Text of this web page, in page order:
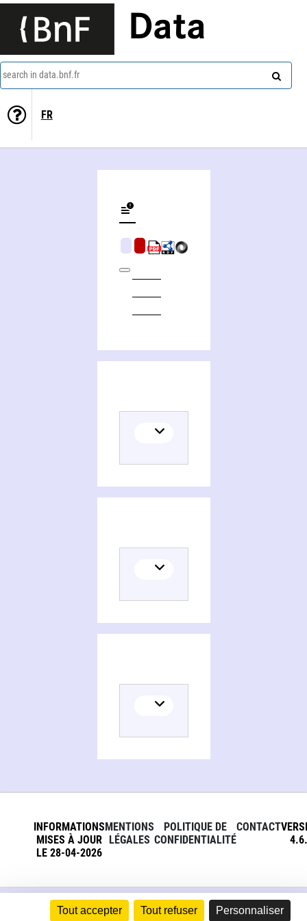
Tout accepter Tout refuser Personnaliser
Data
search in data.bnf.fr
FR
INFORMATIONS
MISES À JOUR
LE 28-04-2026
MENTIONS
LÉGALES
POLITIQUE DE
CONFIDENTIALITÉ
CONTACT